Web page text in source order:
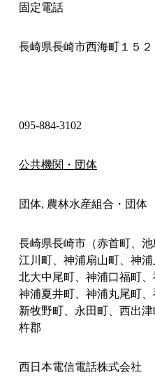
固定電話
長崎県長崎市西海町１５２
095-884-3102
公共機関・団体
団体, 農林水産組合・団体
長崎県長崎市（赤首町、
江川町、神浦扇山町、神
北大中尾町、神浦口福町
神浦夏井町、神浦丸尾町
新牧野町、永田町、西出
杵郡
西日本電信電話株式会社